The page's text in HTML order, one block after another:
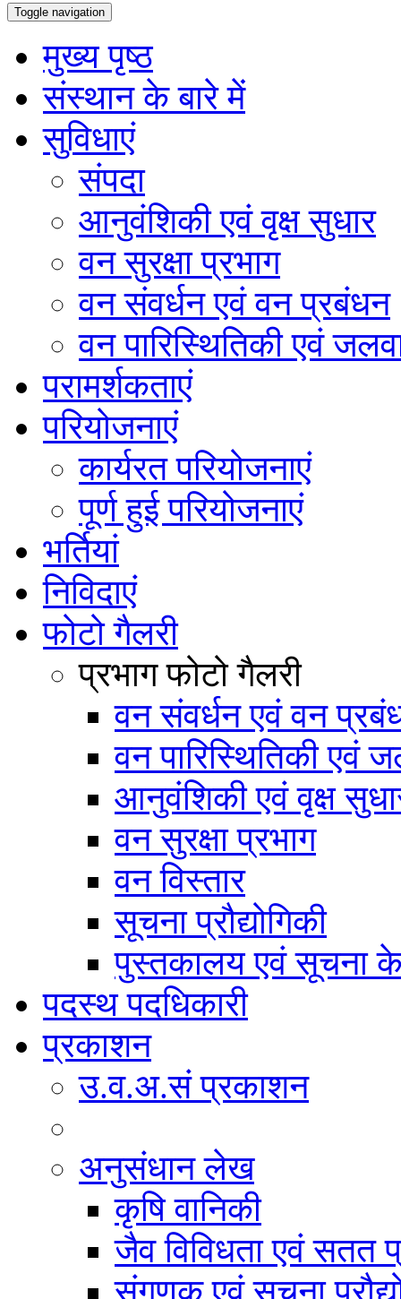
Toggle navigation
मुख्य पृष्ठ
संस्थान के बारे में
सुविधाएं
संपदा
आनुवंशिकी एवं वृक्ष सुधार
वन सुरक्षा प्रभाग
वन संवर्धन एवं वन प्रबंधन
वन पारिस्थितिकी एवं
परामर्शकताएं
परियोजनाएं
कार्यरत परियोजनाएं
पूर्ण हुई परियोजनाएं
भर्तियां
निविदाएं
फोटो गैलरी
प्रभाग फोटो गैलरी
वन संवर्धन एवं वन
वन पारिस्थितिकी एवं
आनुवंशिकी एवं वृक्ष
वन सुरक्षा प्रभाग
वन विस्तार
सूचना प्रौद्योगिकी
पुस्तकालय एवं सूचना
पदस्थ पदधिकारी
प्रकाशन
उ.व.अ.सं प्रकाशन
अनुसंधान लेख
कृषि वानिकी
जैव विविधता एवं सतत